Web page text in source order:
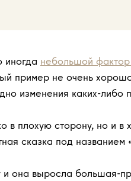
иногда небольшой
пример не очень
изменения каких-либо
в плохую сторону, но и
сказка под названием
и она выросла большая-